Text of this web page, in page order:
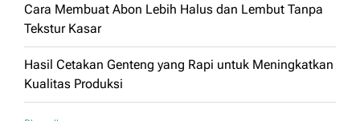
Cara Membuat Abon Lebih Halus dan Lembut Tanpa
Tekstur Kasar
Hasil Cetakan Genteng yang Rapi untuk Meningkatkan
Kualitas Produksi